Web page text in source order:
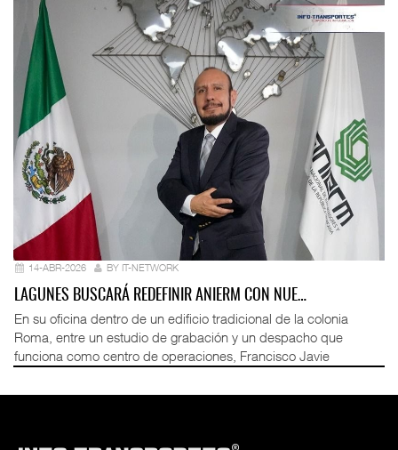
14-ABR-2026 BY IT-NETWORK
LAGUNES BUSCARÁ REDEFINIR ANIERM CON NUE…
En su oficina dentro de un edificio tradicional de la colonia
Roma, entre un estudio de grabación y un despacho que
funciona como centro de operaciones, Francisco Javie